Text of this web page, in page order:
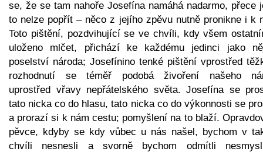
se, že se tam nahoře Josefína namáhá nadarmo, přece
to nelze popřít – něco z jejího zpěvu nutně pronikne i k
Toto pištění, pozdvihující se ve chvíli, kdy všem
uloženo mlčet, přichází ke každému jedinci jako
poselství národa; Josefínino tenké pištění vprostřed
rozhodnutí se téměř podobá živoření našeho
uprostřed vřavy nepřátelského světa. Josefína se
tato nicka co do hlasu, tato nicka co do výkonnosti se
a prorazí si k nám cestu; pomyšlení na to blaží.
pěvce, kdyby se kdy vůbec u nás našel, bychom v
chvíli nesnesli a svorně bychom odmítli